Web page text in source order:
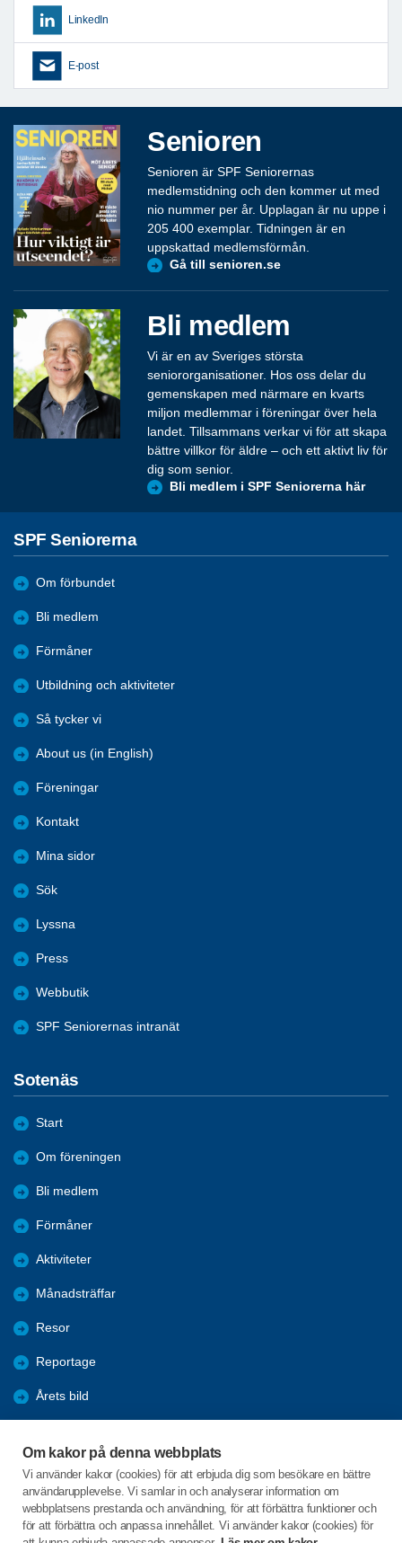
Om kakor på denna webbplats
Vi använder kakor (cookies) för att erbjuda dig som besökare en bättre
användarupplevelse. Vi samlar in och analyserar information om
webbplatsens prestanda och användning, för att förbättra funktioner och
för att förbättra och anpassa innehållet. Vi använder kakor (cookies) för
LinkedIn
E-post
Senioren
Senioren är SPF Seniorernas
medlemstidning och den kommer ut med
nio nummer per år. Upplagan är nu uppe i
205 400 exemplar. Tidningen är en
uppskattad medlemsförmån.
Gå till senioren.se
Bli medlem
Vi är en av Sveriges största
seniororganisationer. Hos oss delar du
gemenskapen med närmare en kvarts
miljon medlemmar i föreningar över hela
landet. Tillsammans verkar vi för att skapa
bättre villkor för äldre – och ett aktivt liv för
dig som senior.
Bli medlem i SPF Seniorerna här
SPF Seniorerna
Om förbundet
Bli medlem
Förmåner
Utbildning och aktiviteter
Så tycker vi
About us (in English)
Föreningar
Kontakt
Mina sidor
Sök
Lyssna
Press
Webbutik
SPF Seniorernas intranät
Sotenäs
Start
Om föreningen
Bli medlem
Förmåner
Aktiviteter
Månadsträffar
Resor
Reportage
Årets bild
Fredagsbridgen
Sponsorer